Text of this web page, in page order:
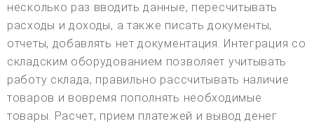
несколько раз вводить данные, пересчитывать
расходы и доходы, а также писать документы,
отчеты, добавлять нет документация. Интеграция со
складским оборудованием позволяет учитывать
работу склада, правильно рассчитывать наличие
товаров и вовремя пополнять необходимые
товары. Расчет, прием платежей и вывод денег